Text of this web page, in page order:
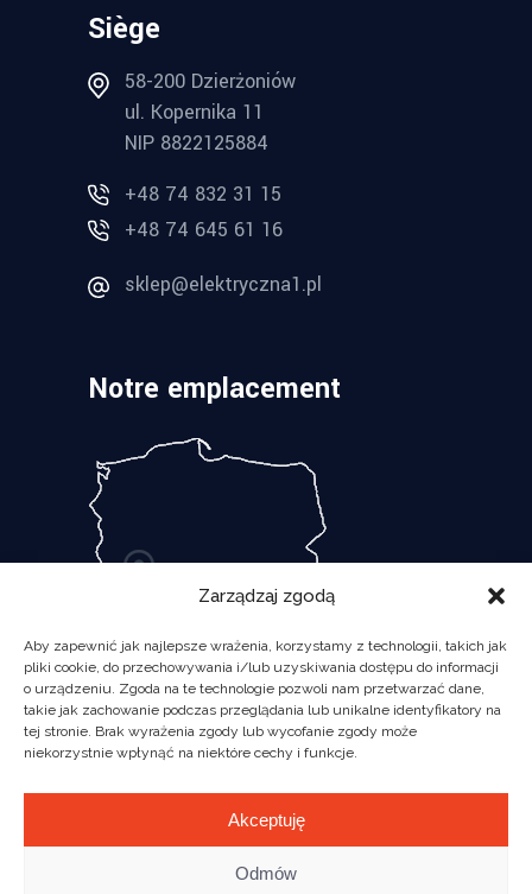
Zarządzaj zgodą
Aby zapewnić jak najlepsze wrażenia, korzystamy z technologii, takich jak
pliki cookie, do przechowywania i/lub uzyskiwania dostępu do informacji
o urządzeniu. Zgoda na te technologie pozwoli nam przetwarzać dane,
takie jak zachowanie podczas przeglądania lub unikalne identyfikatory na
tej stronie. Brak wyrażenia zgody lub wycofanie zgody może
niekorzystnie wpłynąć na niektóre cechy i funkcje.
Akceptuję
Odmów
Siège
58-200 Dzierżoniów
ul. Kopernika 11
NIP 8822125884
+48 74 832 31 15
+48 74 645 61 16
sklep@elektryczna1.pl
Notre emplacement